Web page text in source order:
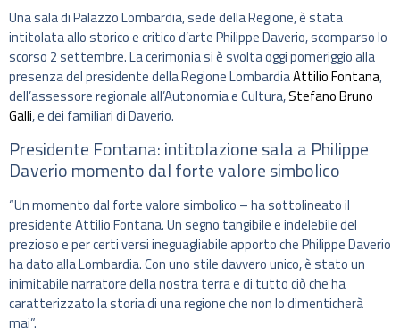
Una sala di Palazzo Lombardia, sede della Regione, è stata
intitolata allo storico e critico d’arte Philippe Daverio, scomparso lo
scorso 2 settembre. La cerimonia si è svolta oggi pomeriggio alla
presenza del presidente della Regione LombardiaAttilio Fontana,
dell’assessore regionale all’Autonomia e Cultura,Stefano Bruno
Galli, e dei familiari di Daverio.
Presidente Fontana: intitolazione sala a Philippe
Daverio momento dal forte valore simbolico
“Un momento dal forte valore simbolico – ha sottolineato il
presidente Attilio Fontana. Un segno tangibile e indelebile del
prezioso e per certi versi ineguagliabile apporto che Philippe Daverio
ha dato alla Lombardia. Con uno stile davvero unico, è stato un
inimitabile narratore della nostra terra e di tutto ciò che ha
caratterizzato la storia di una regione che non lo dimenticherà
mai”.